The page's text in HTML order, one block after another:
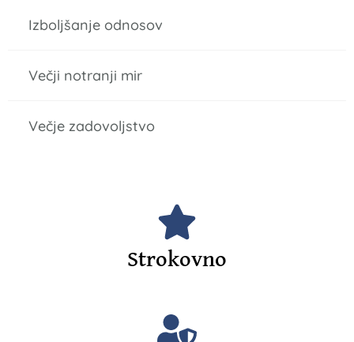
Izboljšanje odnosov
Večji notranji mir
Večje zadovoljstvo
Strokovno